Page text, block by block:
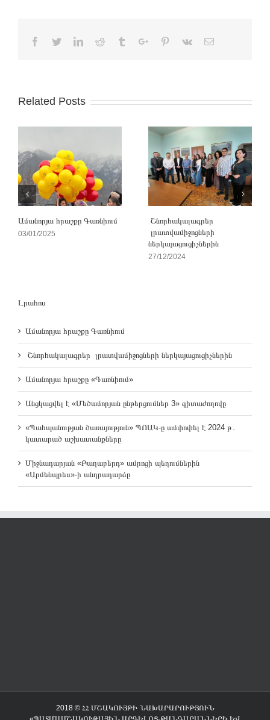
Facebook
TwitterLinkedinReddit TumblrGoogle+Pinterest
Vk Email
Related Posts
Ամանորյա հրաշքը Գառնիում
03/01/2025
Շնորհակալագրեր
լրատվամիջոցների
ներկայացուցիչներին
27/12/2024
Լրահոս
Ամանորյա հրաշքը Գառնիում
Շնորհակալագրեր լրատվամիջոցների ներկայացուցիչներին
Ամանորյա հրաշքը «Գառնիում»
Անցկացվել է «Մեծամորյան ընթերցումներ 3» գիտաժողովը
«Պահպանության ծառայություն» ՊՈԱԿ-ը ամփոփել է 2024 թ․
կատարած աշխատանքները
Միջնադարյան «Բաղաբերդ» ամրոցի պեղումներին
«Արմենպրես»-ի անդրադարձը
2018 © ՀՀ ՄՇԱԿՈՒՅԹԻ ՆԱԽԱՐԱՐՈՒԹՅՈՒՆ